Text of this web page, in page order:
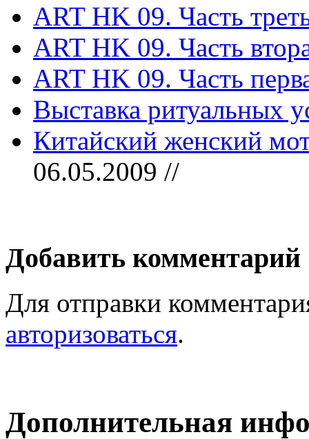
ART HK 09. Часть
ART HK 09. Часть
ART HK 09. Часть
Выставка ритуальных
Китайский женский
06.05.2009 //
Добавить комментарий
Для отправки
авторизоваться.
Дополнительная